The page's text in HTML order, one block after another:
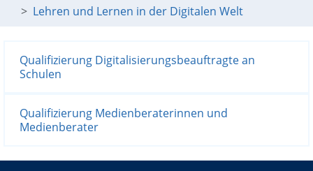
Lehren und Lernen in der Digitalen Welt
Qualifizierung Digitalisierungsbeauftragte an
Schulen
Qualifizierung Medienberaterinnen und
Medienberater